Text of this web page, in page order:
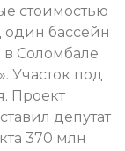
стоимостью
бассейн
Соломбале
Участок под
Проект
депутат
370 млн